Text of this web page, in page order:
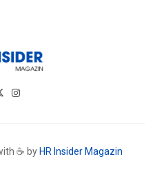
☕ by HR Insider Magazin